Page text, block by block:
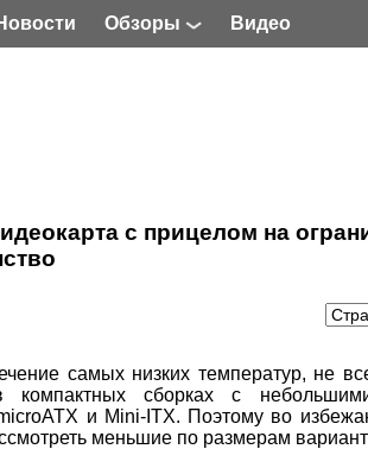
Обзоры Видео
с прицелом на
самых низких температур, не
сборках с
и Mini-ITX. Поэтому во
меньшие по размерам